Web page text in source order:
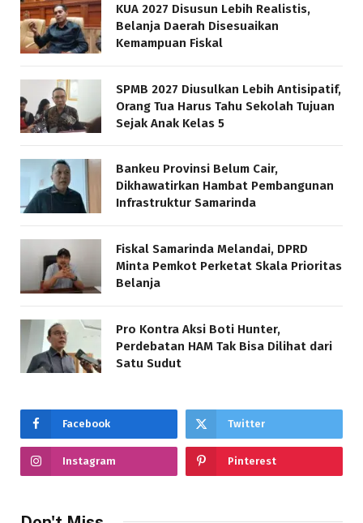
KUA 2027 Disusun Lebih Realistis,
Belanja Daerah Disesuaikan
Kemampuan Fiskal
SPMB 2027 Diusulkan Lebih Antisipatif,
Orang Tua Harus Tahu Sekolah Tujuan
Sejak Anak Kelas 5
Bankeu Provinsi Belum Cair,
Dikhawatirkan Hambat Pembangunan
Infrastruktur Samarinda
Fiskal Samarinda Melandai, DPRD
Minta Pemkot Perketat Skala Prioritas
Belanja
Pro Kontra Aksi Boti Hunter,
Perdebatan HAM Tak Bisa Dilihat dari
Satu Sudut
Facebook Twitter
Instagram Pinterest